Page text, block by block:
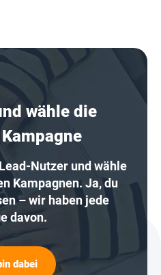
wähle die
Nutzer und wähle
Kampagnen. Ja, du
– wir haben jede
davon.
dabei